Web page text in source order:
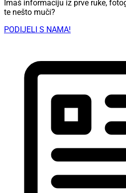
Imaš informaciju iz prve ruke,
te nešto muči?
PODIJELI S NAMA!